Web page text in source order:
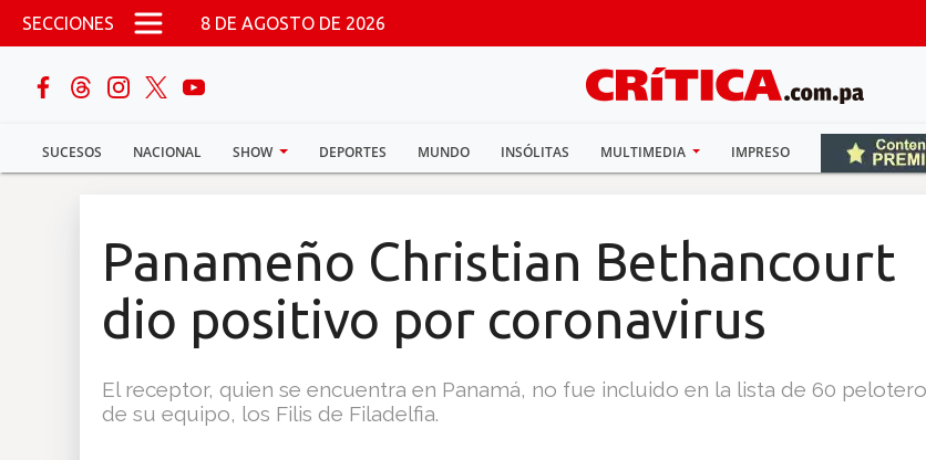
Pasar al contenido principal
SECCIONES 8 DE AGOSTO DE 2026
SUCESOS NACIONAL SHOW DEPORTES MUNDO INSÓLITAS MULTIMEDIA IMPRESO
buscar
Sucesos
Panameño Christian Bethancourt
dio positivo por coronavirus
El receptor, quien se encuentra en Panamá, no fue incluido en la lista de 60
de su equipo, los Filis de Filadelfia.